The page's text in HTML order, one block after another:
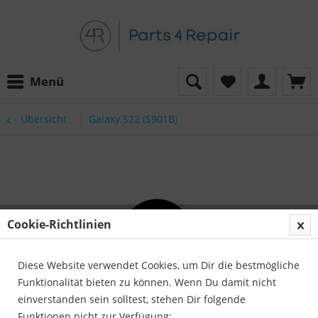
Menü
Übersicht Galaxy S22 (S901B)
Cookie-Richtlinien
Diese Website verwendet Cookies, um Dir die bestmögliche
Funktionalität bieten zu können. Wenn Du damit nicht
einverstanden sein solltest, stehen Dir folgende